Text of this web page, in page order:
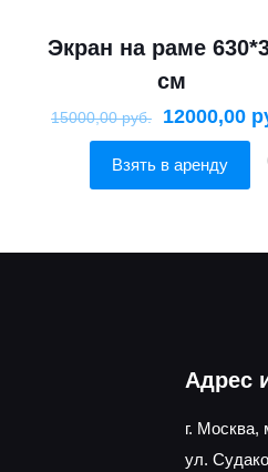
Экран на раме
см
15000,00руб. 12000,00
Взять в аренду
Адрес
г.
ул.